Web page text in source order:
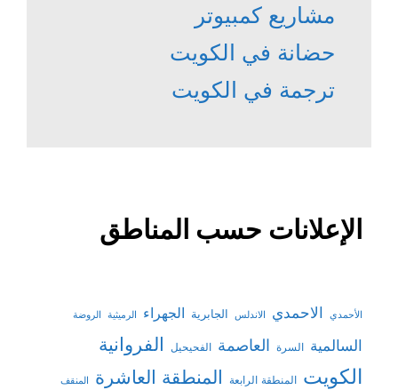
مشاريع كمبيوتر
حضانة في الكويت
ترجمة في الكويت
الإعلانات حسب المناطق
الأحمدي الاحمدي الاندلس الجابرية الجهراء الرميثية الروضة
السالمية السرة العاصمة الفحيحيل الفروانية
الكويت المنطقة الرابعة المنطقة العاشرة المنقف